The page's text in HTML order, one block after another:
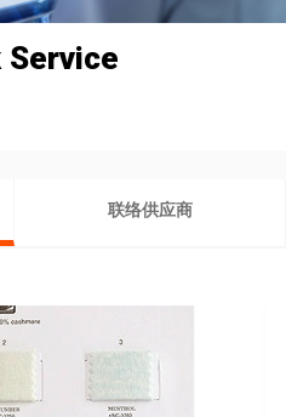
Service
联络供应商